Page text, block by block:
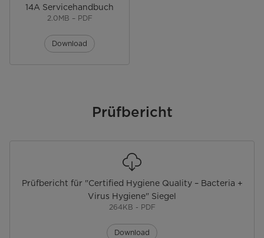
Pause-Funktion
Zeitsparen - Turbo
14A Servicehandbuch
2.0MB – PDF
Download
Prüfbericht
Prüfbericht für "Certified Hygiene Quality – Bacteria +
Virus Hygiene" Siegel
264KB - PDF
Download